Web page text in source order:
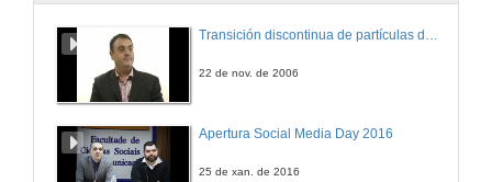
Transición discontinua de partículas de microgel termosensible
22 de nov. de 2006
Apertura Social Media Day 2016
25 de xan. de 2016